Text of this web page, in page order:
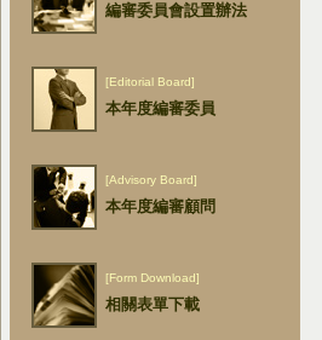
編審委員會設置辦法
[Editorial Board]
本年度編審委員
[Advisory Board]
本年度編審顧問
[Form Download]
相關表單下載